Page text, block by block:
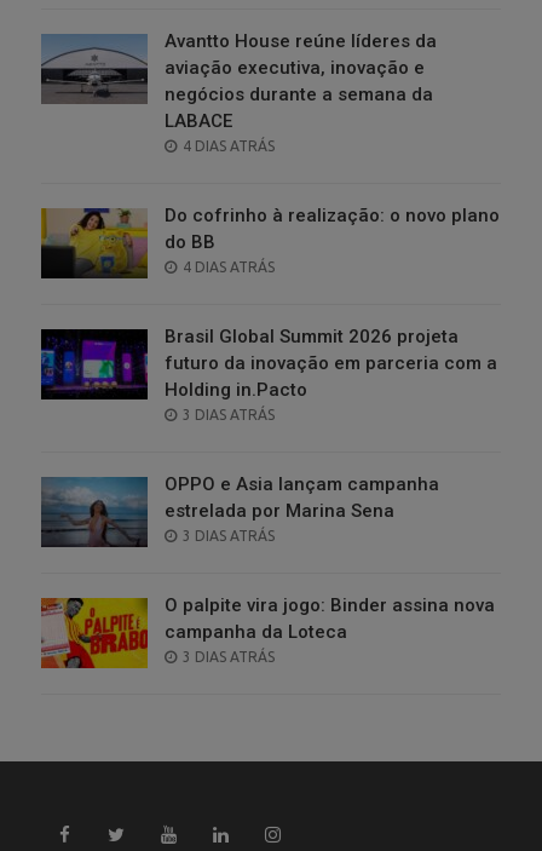
Avantto House reúne líderes da
aviação executiva, inovação e
negócios durante a semana da
LABACE
POSTED
4 DIAS ATRÁS
Do cofrinho à realização: o novo plano
do BB
POSTED
4 DIAS ATRÁS
Brasil Global Summit 2026 projeta
futuro da inovação em parceria com a
Holding in.Pacto
POSTED
3 DIAS ATRÁS
OPPO e Asia lançam campanha
estrelada por Marina Sena
POSTED
3 DIAS ATRÁS
O palpite vira jogo: Binder assina nova
campanha da Loteca
POSTED
3 DIAS ATRÁS